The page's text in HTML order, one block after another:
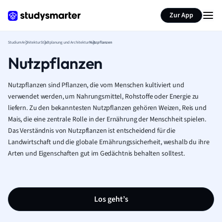
Zur App
StudiumArchitekturStadtplanung und ArchitekturNutzpflanzen
Nutzpflanzen
Nutzpflanzen sind Pflanzen, die vom Menschen kultiviert und
verwendet werden, um Nahrungsmittel, Rohstoffe oder Energie zu
liefern. Zu den bekanntesten Nutzpflanzen gehören Weizen, Reis und
Mais, die eine zentrale Rolle in der Ernährung der Menschheit spielen.
Das Verständnis von Nutzpflanzen ist entscheidend für die
Landwirtschaft und die globale Ernährungssicherheit, weshalb du ihre
Arten und Eigenschaften gut im Gedächtnis behalten solltest.
Los geht’s